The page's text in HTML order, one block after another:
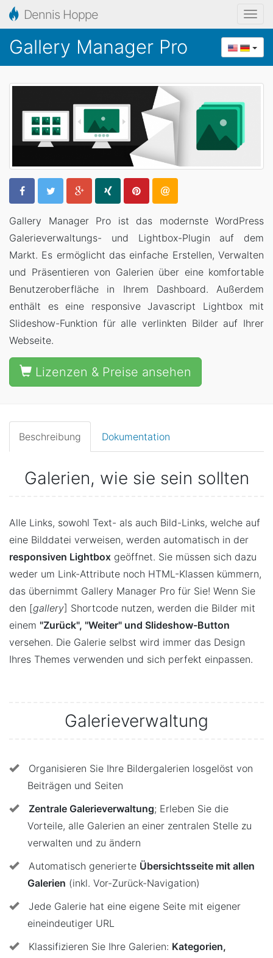
N
a
v
i
g
n
f
k
l
a
p
p
e
Dennis Hoppe
Gallery Manager Pro
Gallery Manager Pro ist das modernste WordPress
Galerieverwaltungs- und Lightbox-Plugin auf dem
Markt. Es ermöglicht das einfache Erstellen, Verwalten
und Präsentieren von Galerien über eine komfortable
Benutzeroberfläche in Ihrem Dashboard. Außerdem
enthält es eine responsive Javascript Lightbox mit
Slideshow-Funktion für alle verlinkten Bilder auf Ihrer
Webseite.
Lizenzen & Preise ansehen
Beschreibung Dokumentation
Galerien, wie sie sein sollten
Alle Links, sowohl Text- als auch Bild-Links, welche auf
eine Bilddatei verweisen, werden automatisch in der
responsiven Lightbox geöffnet. Sie müssen sich dazu
weder um Link-Attribute noch HTML-Klassen kümmern,
das übernimmt Gallery Manager Pro für Sie! Wenn Sie
den [gallery] Shortcode nutzen, werden die Bilder mit
einem "Zurück", "Weiter" und Slideshow-Button
versehen. Die Galerie selbst wird immer das Design
Ihres Themes verwenden und sich perfekt einpassen.
Galerieverwaltung
Organisieren Sie Ihre Bildergalerien losgelöst von
Beiträgen und Seiten
Zentrale Galerieverwaltung; Erleben Sie die
Vorteile, alle Galerien an einer zentralen Stelle zu
verwalten und zu ändern
Automatisch generierte Übersichtsseite mit allen
Galerien (inkl. Vor-Zurück-Navigation)
Jede Galerie hat eine eigene Seite mit eigener
eineindeutiger URL
Klassifizieren Sie Ihre Galerien: Kategorien,